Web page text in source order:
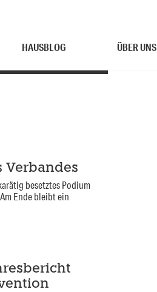
HAUSBLOG ÜBER UNS
Verbandes
besetztes Podium
Ende bleibt ein